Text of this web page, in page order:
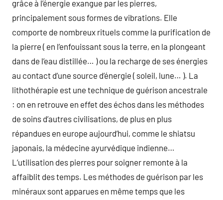
grâce à l’énergie exangue par les pierres,
principalement sous formes de vibrations. Elle
comporte de nombreux rituels comme la purification de
la pierre ( en l’enfouissant sous la terre, en la plongeant
dans de l’eau distillée… ) ou la recharge de ses énergies
au contact d’une source d’énergie ( soleil, lune… ). La
lithothérapie est une technique de guérison ancestrale
: on en retrouve en effet des échos dans les méthodes
de soins d’autres civilisations, de plus en plus
répandues en europe aujourd’hui, comme le shiatsu
japonais, la médecine ayurvédique indienne…
L’utilisation des pierres pour soigner remonte à la
affaiblit des temps. Les méthodes de guérison par les
minéraux sont apparues en même temps que les